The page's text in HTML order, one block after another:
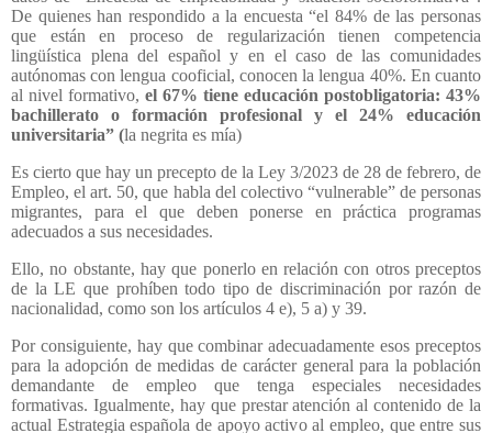
De quienes han respondido a la encuesta “el 84% de las personas
que están en proceso de regularización tienen competencia
lingüística plena del español y en el caso de las comunidades
autónomas con lengua cooficial, conocen la lengua 40%. En cuanto
al nivel formativo, el 67% tiene educación postobligatoria: 43%
bachillerato o formación profesional y el 24% educación
universitaria” (la negrita es mía)
Es cierto que hay un precepto de la Ley 3/2023 de 28 de febrero, de
Empleo, el art. 50, que habla del colectivo “vulnerable” de personas
migrantes, para el que deben ponerse en práctica programas
adecuados a sus necesidades.
Ello, no obstante, hay que ponerlo en relación con otros preceptos
de la LE que prohíben todo tipo de discriminación por razón de
nacionalidad, como son los artículos 4 e), 5 a) y 39.
Por consiguiente, hay que combinar adecuadamente esos preceptos
para la adopción de medidas de carácter general para la población
demandante de empleo que tenga especiales necesidades
formativas. Igualmente, hay que prestar atención al contenido de la
actual Estrategia española de apoyo activo al empleo, que entre sus